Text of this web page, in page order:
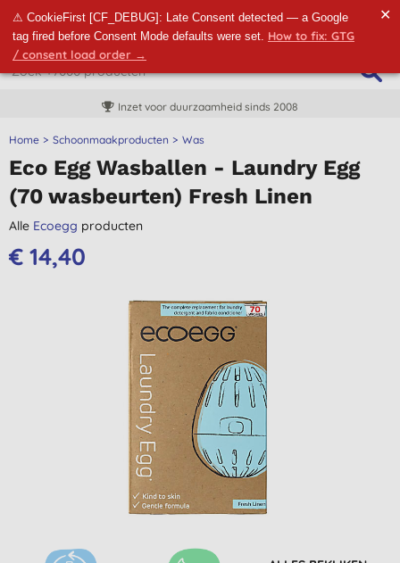
⚠ CookieFirst [CF_DEBUG]: Late Consent detected — a Google
tag fired before Consent Mode defaults were set. How to fix: GTG
/ consent load order →
✕
Inzet voor duurzaamheid sinds 2008
Home Schoonmaakproducten Was
Eco Egg Wasballen - Laundry Egg
(70 wasbeurten) Fresh Linen
Alle Ecoegg producten
€ 14,40